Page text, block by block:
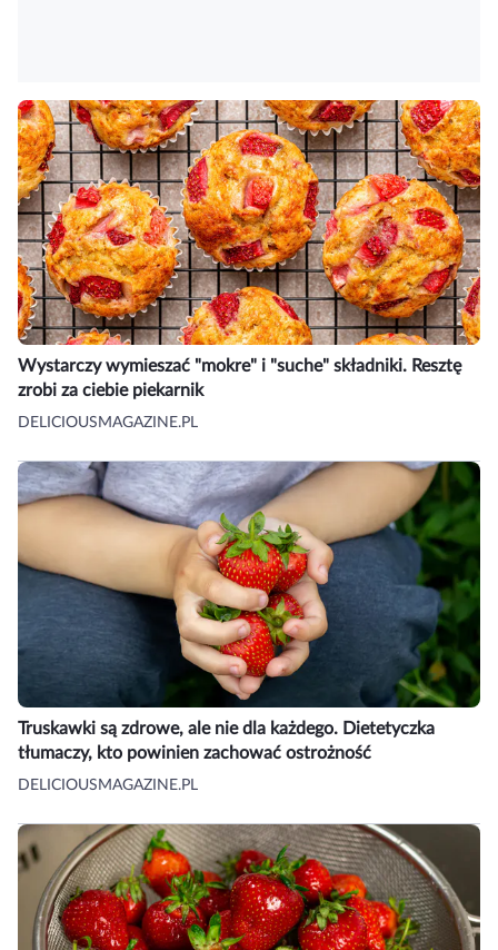
Wystarczy wymieszać "mokre" i "suche" składniki. Resztę
zrobi za ciebie piekarnik
DELICIOUSMAGAZINE.PL
Truskawki są zdrowe, ale nie dla każdego. Dietetyczka
tłumaczy, kto powinien zachować ostrożność
DELICIOUSMAGAZINE.PL